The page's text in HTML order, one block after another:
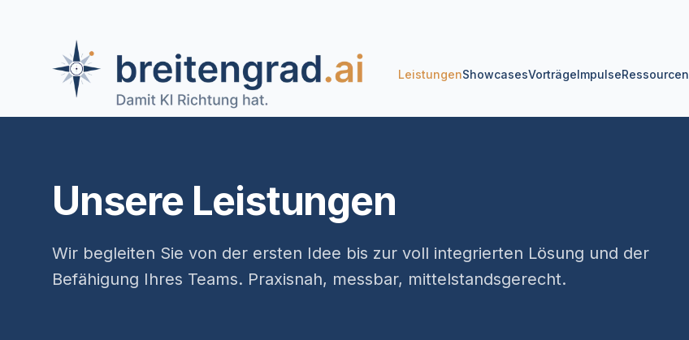
LeistungenShowcasesVorträgeImpulseRessourcen
Unsere Leistungen
Wir begleiten Sie von der ersten Idee bis zur voll integrierten Lösung und der
Befähigung Ihres Teams. Praxisnah, messbar, mittelstandsgerecht.